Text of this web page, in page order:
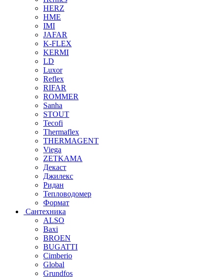
HERZ
HME
IMI
JAFAR
K-FLEX
KERMI
LD
Luxor
Reflex
RIFAR
ROMMER
Sanha
STOUT
Tecofi
Thermaflex
THERMAGENT
Viega
ZETKAMA
Декаст
Джилекс
Ридан
Тепловодомер
Формат
Сантехника
ALSO
Baxi
BROEN
BUGATTI
Cimberio
Global
Grundfos